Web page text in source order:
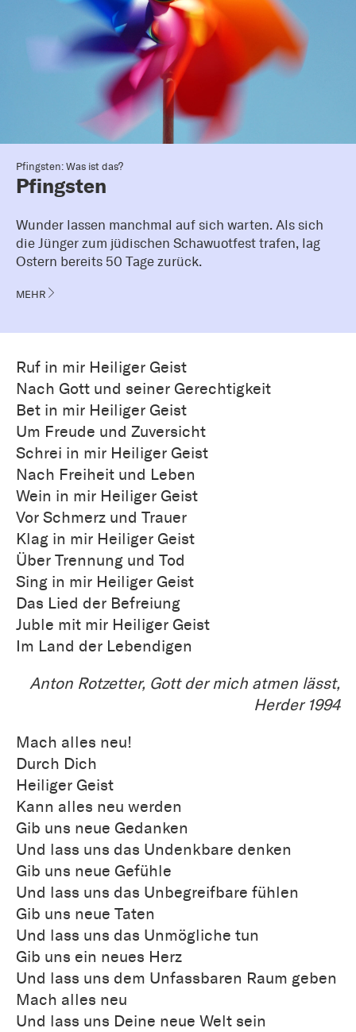
Pfingsten: Was ist das?
Pfingsten
Wunder lassen manchmal auf sich warten. Als sich
die Jünger zum jüdischen Schawuotfest trafen, lag
Ostern bereits 50 Tage zurück.
MEHR
Ruf in mir Heiliger Geist
Nach Gott und seiner Gerechtigkeit
Bet in mir Heiliger Geist
Um Freude und Zuversicht
Schrei in mir Heiliger Geist
Nach Freiheit und Leben
Wein in mir Heiliger Geist
Vor Schmerz und Trauer
Klag in mir Heiliger Geist
Über Trennung und Tod
Sing in mir Heiliger Geist
Das Lied der Befreiung
Juble mit mir Heiliger Geist
Im Land der Lebendigen
Anton Rotzetter, Gott der mich atmen lässt,
Herder 1994
Mach alles neu!
Durch Dich
Heiliger Geist
Kann alles neu werden
Gib uns neue Gedanken
Und lass uns das Undenkbare denken
Gib uns neue Gefühle
Und lass uns das Unbegreifbare fühlen
Gib uns neue Taten
Und lass uns das Unmögliche tun
Gib uns ein neues Herz
Und lass uns dem Unfassbaren Raum geben
Mach alles neu
Und lass uns Deine neue Welt sein